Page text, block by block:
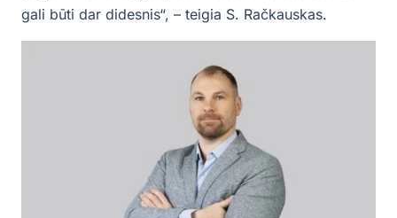
gali būti dar didesnis“, – teigia S. Račkauskas.